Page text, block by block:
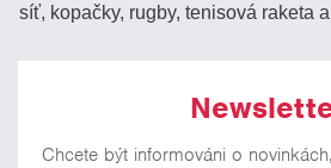
síť, kopačky, rugby, tenisová raketa
Chcete být informováni o